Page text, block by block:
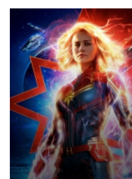
Vous devez être connecté pour participer